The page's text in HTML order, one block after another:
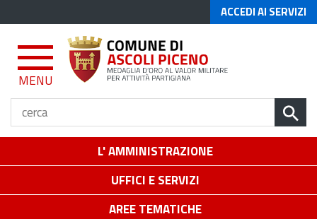
ACCEDI AI SERVIZI
MENU
L' AMMINISTRAZIONE
UFFICI E SERVIZI
AREE TEMATICHE